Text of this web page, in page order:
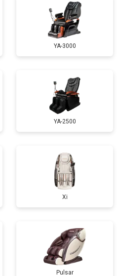
от 4500 ₽ Заказать
от 4200 ₽ Заказать
от 3900 ₽ Заказать
Заказать
от 4700 ₽ Заказать
от 4500 ₽
YA-3000
YA-2500
Xi
Pulsar